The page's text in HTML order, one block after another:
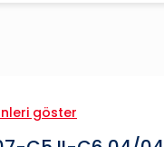
göster